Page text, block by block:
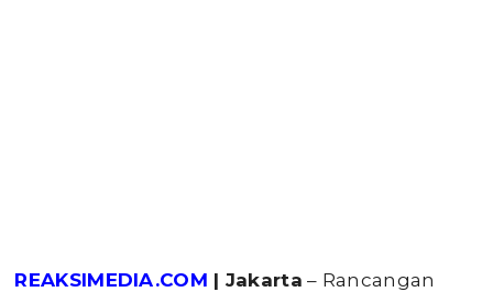
REAKSIMEDIA.COM | Jakarta – Rancangan